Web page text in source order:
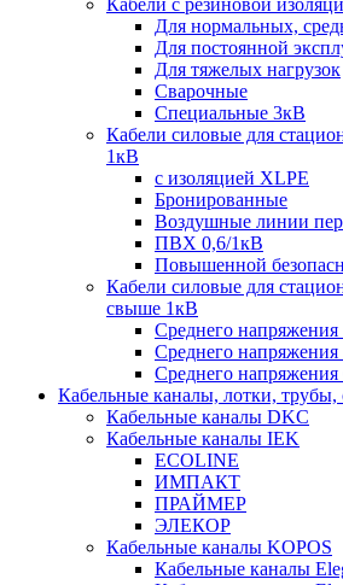
Для нормальных,
Для постоянной
Для тяжелых нагрузок
Сварочные
Специальные 3кВ
Кабели силовые для
1кВ
c изоляцией XLPE
Бронированные
Воздушные линии
ПВХ 0,6/1кВ
Повышенной
Кабели силовые для
свыше 1кВ
Среднего
Среднего
Среднего
Кабельные каналы, лотки, трубы,
Кабельные каналы DKC
Кабельные каналы IEK
ECOLINE
ИМПАКТ
ПРАЙМЕР
ЭЛЕКОР
Кабельные каналы KOPOS
Кабельные каналы